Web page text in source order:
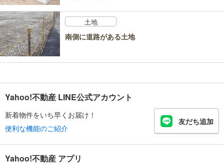
土地
南側に道路がある土地
Yahoo!不動産 LINE公式アカウント
新着物件をいち早くお届け！
便利な機能のご紹介
友だち追加
Yahoo!不動産 アプリ